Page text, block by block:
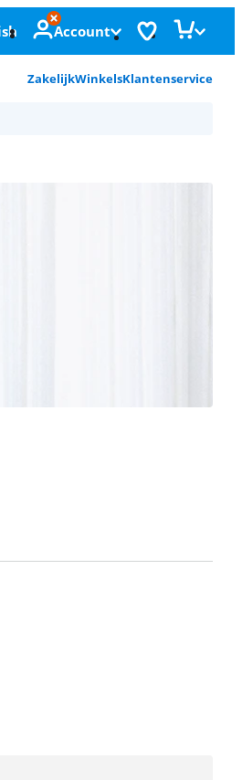
Account
ZakelijkWinkelsKlantenservice